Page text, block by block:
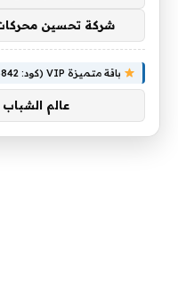
شركة تحسين
باقة متميزة VIP (كود: AA86842):
عالم الشباب